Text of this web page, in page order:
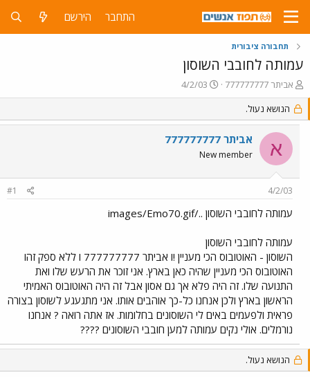
התחבר הירשם
תחבורה ציבורית
עמותה לחובבי השוסון
פ
ו
ת
ח
נ
אביתר 777777777
פ
ו
ס
ם
ב
ת
ך
4/2/03
הנושא נעול.
א אביתר 777777777
New member
4/2/03
#1
עמותה לחובבי השוסון ../images/Emo70.gif
עמותה לחובבי השוסון
השוסון - האוטובוס הכי מעניין !ו אביתר 777777777 ו ללא ספק זהו
האוטובוס הכי מעניין שהיה כאן בארץ. אני זוכר את הרעש שלו ואת
התנועה שלו. זה היה פלא אך גם אסון אבל זה היה האוטובוס האמיתי
הראשון בארץ ולכן אנחנו כל-כך אוהבים אותו. אני מתגעגע לשוסון בצורה
פראית ולפעמים באים לי השוסונים בחלומות. אז אתה רואה ? אנחנו
נורמלים. אולי נקים עמותה למען חובבי השוסונים ????
הנושא נעול.